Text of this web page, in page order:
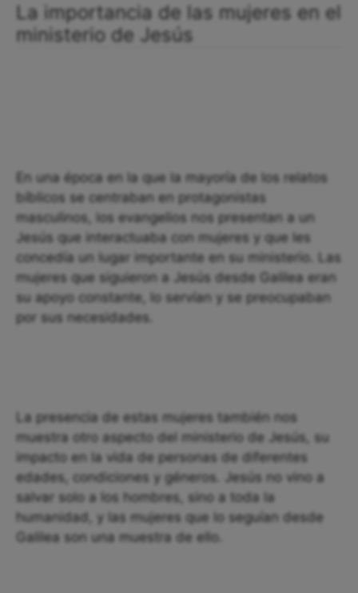
La importancia de las mujeres en el
ministerio de Jesús
En una época en la que la mayoría de los relatos
bíblicos se centraban en protagonistas
masculinos, los evangelios nos presentan a un
Jesús que interactuaba con mujeres y que les
concedía un lugar importante en su ministerio. Las
mujeres que siguieron a Jesús desde Galilea eran
su apoyo constante, lo servían y se preocupaban
por sus necesidades.
La presencia de estas mujeres también nos
muestra otro aspecto del ministerio de Jesús, su
impacto en la vida de personas de diferentes
edades, condiciones y géneros. Jesús no vino a
salvar solo a los hombres, sino a toda la
humanidad, y las mujeres que lo seguían desde
Galilea son una muestra de ello.